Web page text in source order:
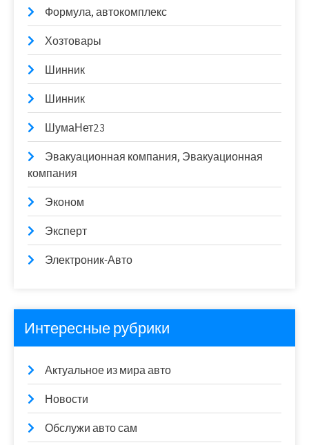
Формула, автокомплекс
Хозтовары
Шинник
Шинник
ШумаНет23
Эвакуационная компания, Эвакуационная
компания
Эконом
Эксперт
Электроник-Авто
Интересные рубрики
Актуальное из мира авто
Новости
Обслужи авто сам